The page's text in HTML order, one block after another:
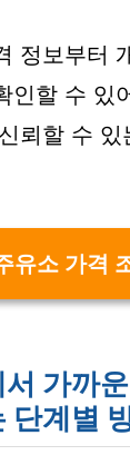
정보부터
인할 수 있
뢰할 수 있
유소 가격
가까
단계별